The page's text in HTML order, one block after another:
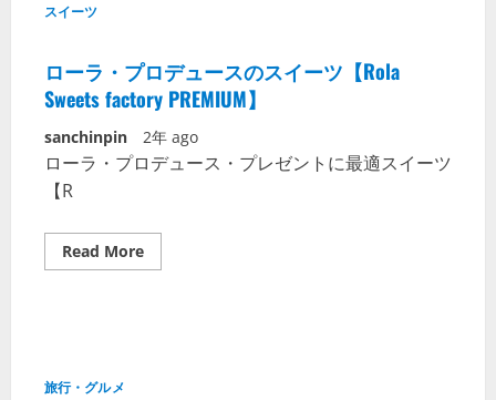
スイーツ
ローラ・プロデュースのスイーツ【Rola
Sweets factory PREMIUM】
sanchinpin 2年 ago
ローラ・プロデュース・プレゼントに最適スイーツ
【R
Read More
旅行・グルメ